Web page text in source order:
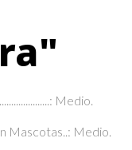
Medio.
Mascotas..: Medio.